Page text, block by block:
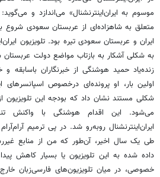
موسوم به ایران‌اینترنشنال» می‌اندازد و
متعلق به شاهزاده‌ای از عربستان سعودی شروع
ایران و عربستان سعودی تیره بود. تلویزیون
به شکلی آشکار به بازتاب مواضع دولت عربستان
زنده‌یاد حمید هوشنگی از خبرنگاران باسابقه و
اولین بار، او پرونده‌ای درخصوص اسپانسرهای
شکلی مستند نشان داد که بودجه این
می‌شود. این اقدام هوشنگی با واکنش
ایران‌اینترنشنال روبه‌رو شد. در پی ترمیم
طی یک سال اخیر، آن‌طور که من از منابع
‌داده شده به این تلویزیون یا بسیار کاهش
خصوصی، در میان تلویزیون‌های فارسی‌زبان